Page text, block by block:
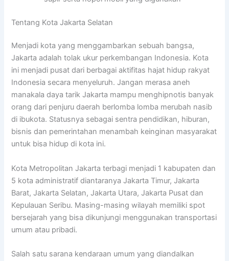
Tentang Kota Jakarta Selatan
Menjadi kota yang menggambarkan sebuah bangsa,
Jakarta adalah tolak ukur perkembangan Indonesia. Kota
ini menjadi pusat dari berbagai aktifitas hajat hidup rakyat
Indonesia secara menyeluruh. Jangan merasa aneh
manakala daya tarik Jakarta mampu menghipnotis banyak
orang dari penjuru daerah berlomba lomba merubah nasib
di ibukota. Statusnya sebagai sentra pendidikan, hiburan,
bisnis dan pemerintahan menambah keinginan masyarakat
untuk bisa hidup di kota ini.
Kota Metropolitan Jakarta terbagi menjadi 1 kabupaten dan
5 kota administratif diantaranya Jakarta Timur, Jakarta
Barat, Jakarta Selatan, Jakarta Utara, Jakarta Pusat dan
Kepulauan Seribu. Masing-masing wilayah memiliki spot
bersejarah yang bisa dikunjungi menggunakan transportasi
umum atau pribadi.
Salah satu sarana kendaraan umum yang diandalkan